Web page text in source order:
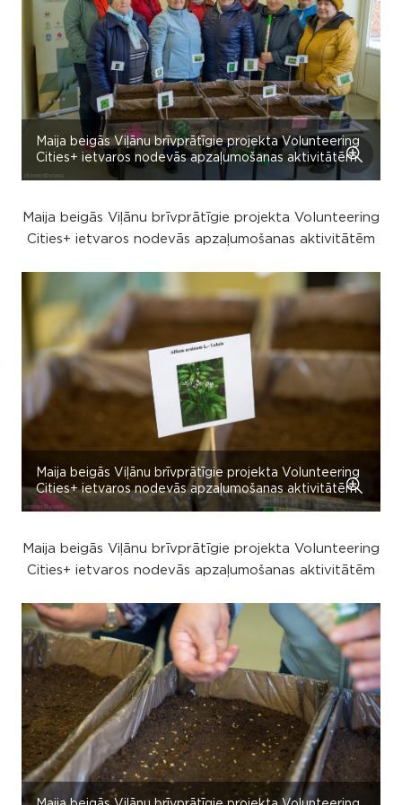
Maija beigās Viļānu brīvprātīgie projekta Volunteering
Cities+ ietvaros nodevās apzaļumošanas aktivitātēm
Maija beigās Viļānu brīvprātīgie projekta Volunteering
Cities+ ietvaros nodevās apzaļumošanas aktivitātēm
Maija beigās Viļānu brīvprātīgie projekta Volunteering
Cities+ ietvaros nodevās apzaļumošanas aktivitātēm
Maija beigās Viļānu brīvprātīgie projekta Volunteering
Cities+ ietvaros nodevās apzaļumošanas aktivitātēm